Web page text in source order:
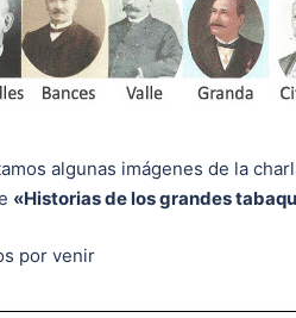
algunas imágenes de la
«Historias de los grandes
por venir